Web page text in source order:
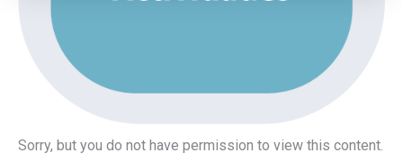
Sorry, but you do not have permission to view this content.